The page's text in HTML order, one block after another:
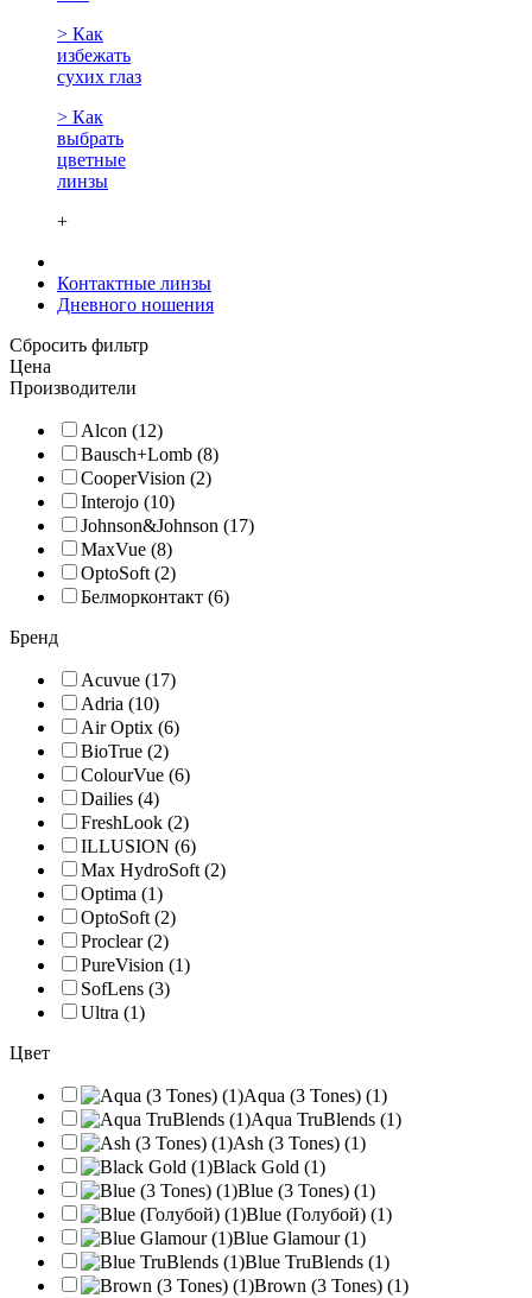
> Как
избежать
сухих глаз
> Как
выбрать
цветные
линзы
+
Контактные линзы
Дневного ношения
Сбросить фильтр
Цена
Производители
Alcon (12)
Bausch+Lomb (8)
CooperVision (2)
Interojo (10)
Johnson&Johnson (17)
MaxVue (8)
OptoSoft (2)
Белморконтакт (6)
Бренд
Acuvue (17)
Adria (10)
Air Optix (6)
BioTrue (2)
ColourVue (6)
Dailies (4)
FreshLook (2)
ILLUSION (6)
Max HydroSoft (2)
Optima (1)
OptoSoft (2)
Proclear (2)
PureVision (1)
SofLens (3)
Ultra (1)
Цвет
Aqua (3 Tones) (1)
Aqua TruBlends (1)
Ash (3 Tones) (1)
Black Gold (1)
Blue (3 Tones) (1)
Blue (Голубой) (1)
Blue Glamour (1)
Blue TruBlends (1)
Brown (3 Tones) (1)